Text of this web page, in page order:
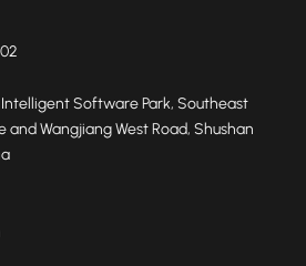
Intelligent Software Park, Southeast
Wangjiang West Road, Shushan